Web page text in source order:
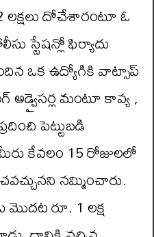
లక్షలు దోచేశారంటూ ఓ
స్టేషన్లో ఫిర్యాదు
ఒక ఉద్యోగికి వాట్సాప్
అడ్వైసర్ల మంటూ కావ్య ,
పెట్టుబడి
కేవలం 15 రోజులలో
నమ్మించారు.
రూ. 1 లక్ష